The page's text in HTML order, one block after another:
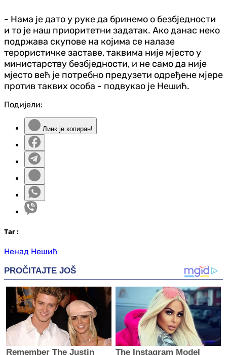
- Нама је дато у руке да бринемо о безбједности
и то је наш приоритетни задатак. Ако данас неко
подржава скупове на којима се налазе
терористичке заставе, таквима није мјесто у
министарству безбједности, и не само да није
мјесто већ је потребно предузети одређене мјере
против таквих особа - подвукао је Нешић.
Подијели:
Линк је копиран!
Таг :
Ненад Нешић